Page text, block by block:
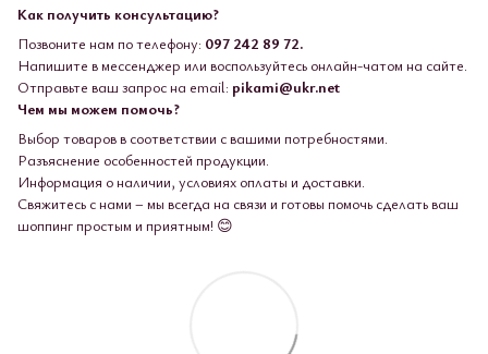
Как получить консультацию?
Позвоните нам по телефону: 097 242 89 72.
Напишите в мессенджер или воспользуйтесь онлайн-чатом на сайте.
Отправьте ваш запрос на email: pikami@ukr.net
Чем мы можем помочь?
Выбор товаров в соответствии с вашими потребностями.
Разъяснение особенностей продукции.
Информация о наличии, условиях оплаты и доставки.
Свяжитесь с нами – мы всегда на связи и готовы помочь сделать ваш
шоппинг простым и приятным! 😊